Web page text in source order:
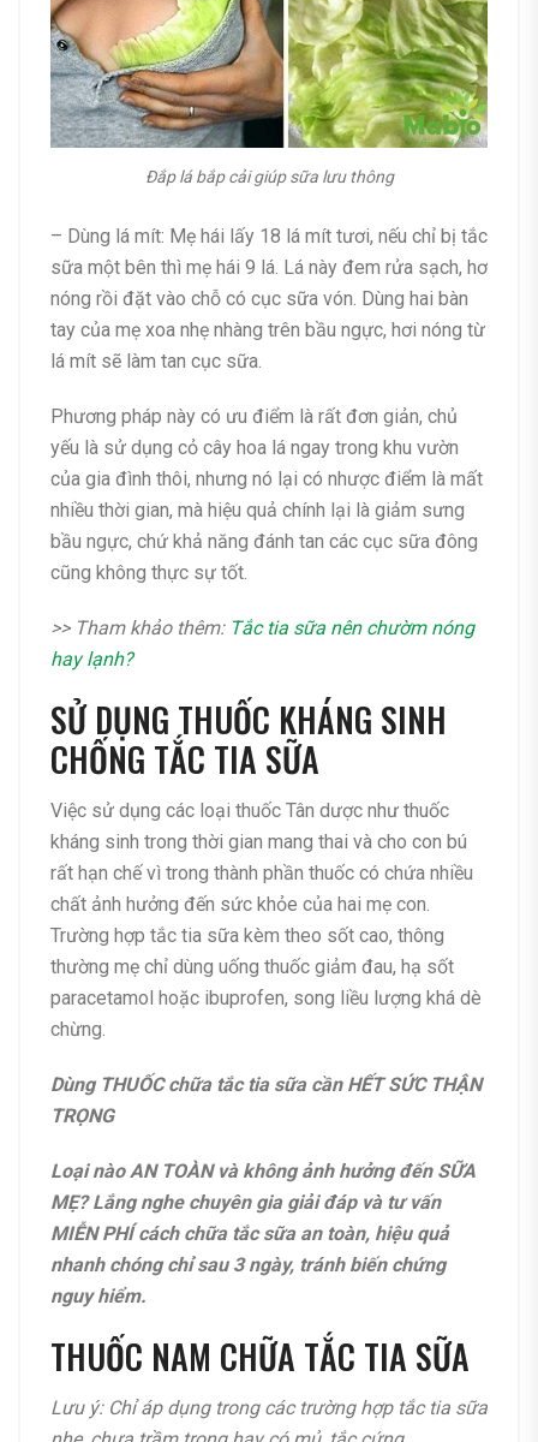
Đắp lá bắp cải giúp sữa lưu thông
– Dùng lá mít: Mẹ hái lấy 18 lá mít tươi, nếu chỉ bị tắc
sữa một bên thì mẹ hái 9 lá. Lá này đem rửa sạch, hơ
nóng rồi đặt vào chỗ có cục sữa vón. Dùng hai bàn
tay của mẹ xoa nhẹ nhàng trên bầu ngực, hơi nóng từ
lá mít sẽ làm tan cục sữa.
Phương pháp này có ưu điểm là rất đơn giản, chủ
yếu là sử dụng cỏ cây hoa lá ngay trong khu vườn
của gia đình thôi, nhưng nó lại có nhược điểm là mất
nhiều thời gian, mà hiệu quả chính lại là giảm sưng
bầu ngực, chứ khả năng đánh tan các cục sữa đông
cũng không thực sự tốt.
>> Tham khảo thêm: Tắc tia sữa nên chườm nóng
hay lạnh?
SỬ DỤNG THUỐC KHÁNG SINH
CHỐNG TẮC TIA SỮA
Việc sử dụng các loại thuốc Tân dược như thuốc
kháng sinh trong thời gian mang thai và cho con bú
rất hạn chế vì trong thành phần thuốc có chứa nhiều
chất ảnh hưởng đến sức khỏe của hai mẹ con.
Trường hợp tắc tia sữa kèm theo sốt cao, thông
thường mẹ chỉ dùng uống thuốc giảm đau, hạ sốt
paracetamol hoặc ibuprofen, song liều lượng khá dè
chừng.
Dùng THUỐC chữa tắc tia sữa cần HẾT SỨC THẬN
TRỌNG
Loại nào AN TOÀN và không ảnh hưởng đến SỮA
MẸ? Lắng nghe chuyên gia giải đáp và tư vấn
MIỄN PHÍ cách chữa tắc sữa an toàn, hiệu quả
nhanh chóng chỉ sau 3 ngày, tránh biến chứng
nguy hiểm.
THUỐC NAM CHỮA TẮC TIA SỮA
Lưu ý: Chỉ áp dụng trong các trường hợp tắc tia sữa